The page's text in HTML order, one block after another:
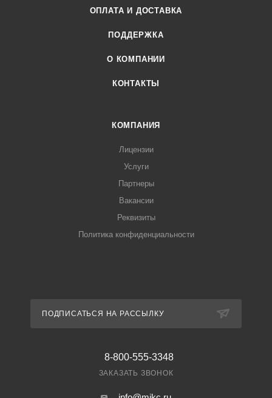
ОПЛАТА И ДОСТАВКА
ПОДДЕРЖКА
О КОМПАНИИ
КОНТАКТЫ
КОМПАНИЯ
Лицензии
Услуги
Партнеры
Вакансии
Реквизиты
Политика конфиденциальности
ПОДПИСАТЬСЯ НА РАССЫЛКУ
8-800-555-3348
ЗАКАЗАТЬ ЗВОНОК